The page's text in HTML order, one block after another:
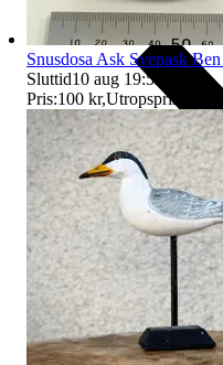
Ersättning om varan
Snusdosa Ask Svepask
Sluttid10 aug 19:52
Pris:100 kr,Utropspris